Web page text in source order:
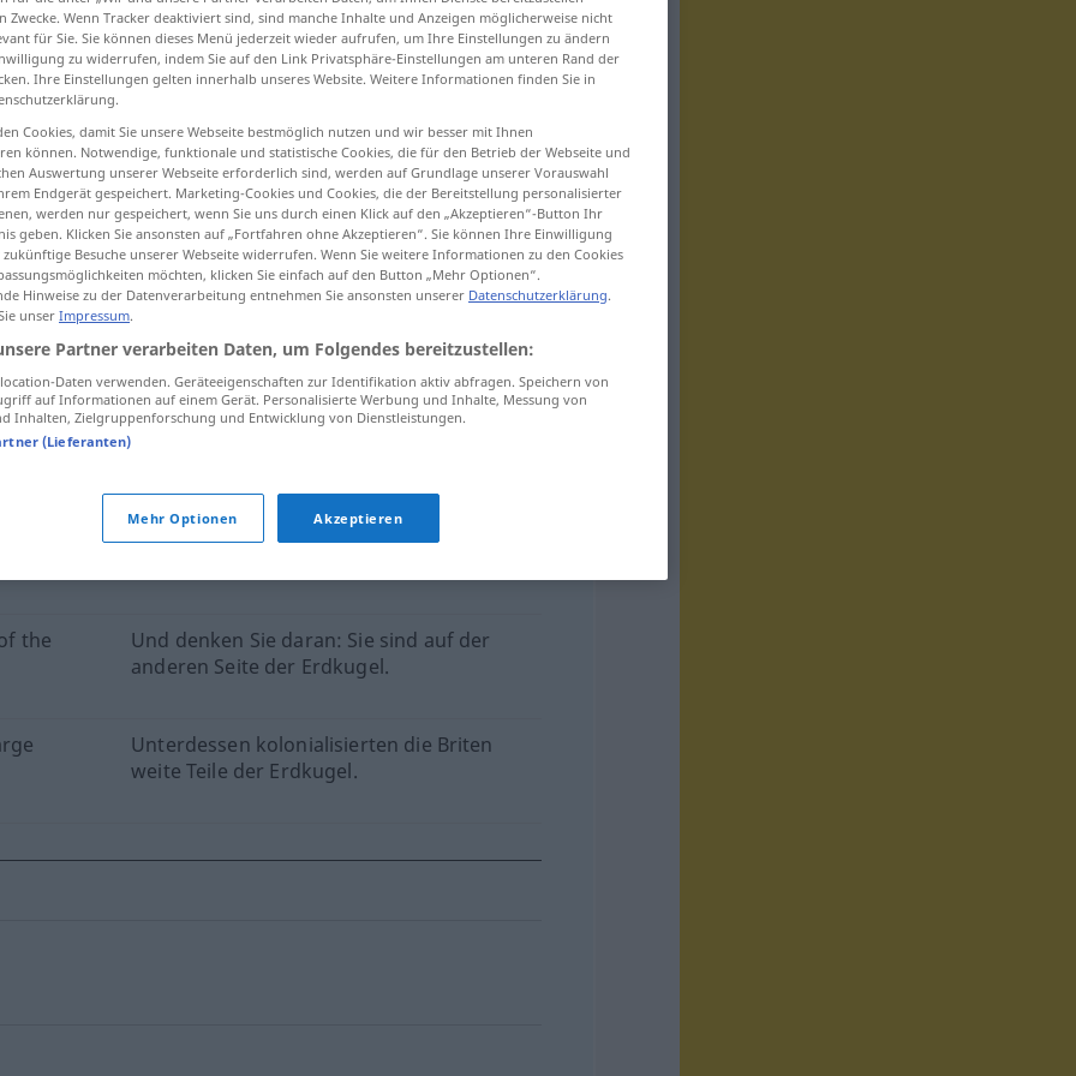
ErdkugelErdball
Erdkugel im weiteren Sinn
für "Erdkugel"
geprüft)
Der Äquator teilt die Erdkugel in zwei
the
Und denken Sie daran: Sie sind auf der
anderen Seite der Erdkugel.
Unterdessen kolonialisierten die Briten
weite Teile der Erdkugel.
Zwecke. Wenn Tracker deaktiviert sind, sind manche Inhalte und Anzeigen möglicherweise nicht
für Sie. Sie können dieses Menü jederzeit wieder aufrufen, um Ihre Einstellungen zu ändern
zu widerrufen, indem Sie auf den Link Privatsphäre-Einstellungen am unteren Rand der
Ihre Einstellungen gelten innerhalb unseres Website. Weitere Informationen finden Sie in
Cookies, damit Sie unsere Webseite bestmöglich nutzen und wir besser mit Ihnen
können. Notwendige, funktionale und statistische Cookies, die für den Betrieb der Webseite und
Auswertung unserer Webseite erforderlich sind, werden auf Grundlage unserer Vorauswahl
Endgerät gespeichert. Marketing-Cookies und Cookies, die der Bereitstellung personalisierter
werden nur gespeichert, wenn Sie uns durch einen Klick auf den „Akzeptieren“-Button Ihr
geben. Klicken Sie ansonsten auf „Fortfahren ohne Akzeptieren“. Sie können Ihre Einwilligung
Besuche unserer Webseite widerrufen. Wenn Sie weitere Informationen zu den Cookies
möchten, klicken Sie einfach auf den Button „Mehr Optionen“.
Hinweise zu der Datenverarbeitung entnehmen Sie ansonsten unserer Datenschutzerklärung.
unser Impressum.
Partner verarbeiten Daten, um Folgendes bereitzustellen:
Daten verwenden. Geräteeigenschaften zur Identifikation aktiv abfragen. Speichern von
auf Informationen auf einem Gerät. Personalisierte Werbung und Inhalte, Messung von
Inhalten, Zielgruppenforschung und Entwicklung von Dienstleistungen.
(Lieferanten)
Mehr Optionen Akzeptieren